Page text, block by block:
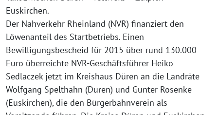
Euskirchen.
Der Nahverkehr Rheinland (NVR) finanziert den
Löwenanteil des Startbetriebs. Einen
Bewilligungsbescheid für 2015 über rund 130.000
Euro überreichte NVR-Geschäftsführer Heiko
Sedlaczek jetzt im Kreishaus Düren an die Landräte
Wolfgang Spelthahn (Düren) und Günter Rosenke
(Euskirchen), die den Bürgerbahnverein als